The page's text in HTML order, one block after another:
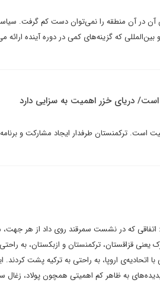
در آن منطقه را نمی‌توان دست کم گرفت.
که گزینه‌های کمی در دوره آینده ارائه
است/ دریای خزر اهمیت به سزایی دارد
است. ترکمنستان طرفدار ایجاد مشارکت و
اتفاقی که در نشست سمرقند روی داد از هر جهت،
قزاقستان، ترکمنستان و ازبکستان، به راحتی
اروپا، به راحتی به ترکیه پشت کردند.
به ظاهر کم اهمیتی همچون پولاد، زغال